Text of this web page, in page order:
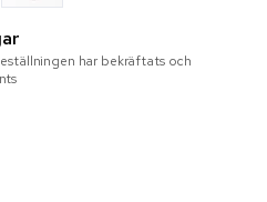
har bekräftats och